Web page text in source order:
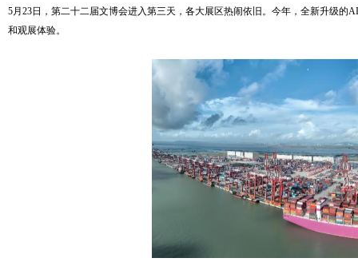
5月23日，第二十二届文博会进入第三天，各大展区热闹依旧。今年，全新升级
和观展体验。